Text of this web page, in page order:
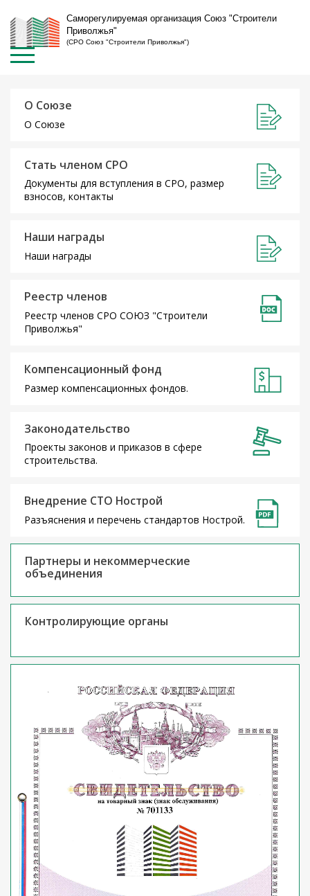
Саморегулируемая организация Союз "Строители
Приволжья"
(СРО Союз "Строители Приволжья")
О Союзе
О Союзе
Стать членом СРО
Документы для вступления в СРО, размер
взносов, контакты
Наши награды
Наши награды
Реестр членов
Реестр членов СРО СОЮЗ "Строители
Приволжья"
Компенсационный фонд
Размер компенсационных фондов.
Законодательство
Проекты законов и приказов в сфере
строительства.
Внедрение СТО Нострой
Разъяснения и перечень стандартов Нострой.
Партнеры и некоммерческие
объединения
Контролирующие органы